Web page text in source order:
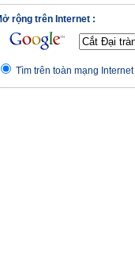
rộng trên Internet :
Tìm trên toàn mạng Internet